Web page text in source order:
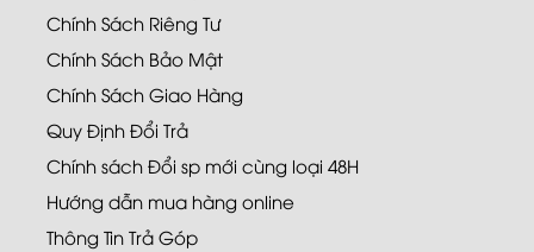
Chính Sách Riêng Tư
Chính Sách Bảo Mật
Chính Sách Giao Hàng
Quy Định Đổi Trả
Chính sách Đổi sp mới cùng loại 48H
Hướng dẫn mua hàng online
Thông Tin Trả Góp